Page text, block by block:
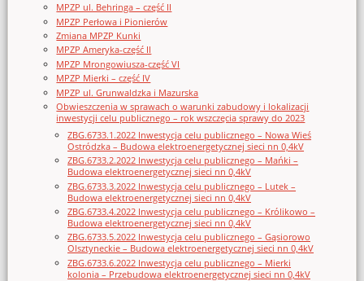
MPZP ul. Behringa – część II
MPZP Perłowa i Pionierów
Zmiana MPZP Kunki
MPZP Ameryka-część II
MPZP Mrongowiusza-część VI
MPZP Mierki – część IV
MPZP ul. Grunwaldzka i Mazurska
Obwieszczenia w sprawach o warunki zabudowy i lokalizacji
inwestycji celu publicznego – rok wszczęcia sprawy do 2023
ZBG.6733.1.2022 Inwestycja celu publicznego – Nowa Wieś
Ostródzka – Budowa elektroenergetycznej sieci nn 0,4kV
ZBG.6733.2.2022 Inwestycja celu publicznego – Mańki –
Budowa elektroenergetycznej sieci nn 0,4kV
ZBG.6733.3.2022 Inwestycja celu publicznego – Lutek –
Budowa elektroenergetycznej sieci nn 0,4kV
ZBG.6733.4.2022 Inwestycja celu publicznego – Królikowo –
Budowa elektroenergetycznej sieci nn 0,4kV
ZBG.6733.5.2022 Inwestycja celu publicznego – Gąsiorowo
Olsztyneckie – Budowa elektroenergetycznej sieci nn 0,4kV
ZBG.6733.6.2022 Inwestycja celu publicznego – Mierki
kolonia – Przebudowa elektroenergetycznej sieci nn 0,4kV